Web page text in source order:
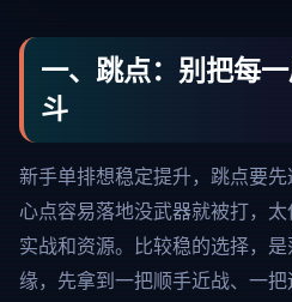
一、跳点：别把每
斗
新手单排想稳定提升，跳点要
心点容易落地没武器就被打，
实战和资源。比较稳的选择，
缘，先拿到一把顺手近战、一